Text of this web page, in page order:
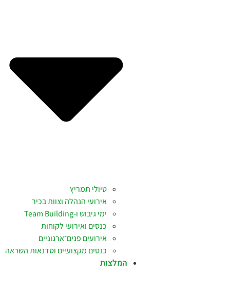
טיולי תמריץ
אירועי הנהלה וצוות בכיר
ימי גיבוש ו-Team Building
כנסים ואירועי לקוחות
אירועים פנים־ארגוניים
כנסים מקצועיים וסדנאות השראה
המלצות